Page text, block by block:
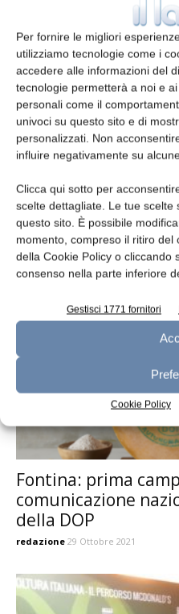
Per fornire le migliori
utilizziamo tecnologie come i
accedere alle informazioni del
tecnologie permetterà a noi e
personali come il
univoci su questo sito e di
personalizzati. Non
influire negativamente su
Clicca qui sotto per
scelte dettagliate. Le tue
questo sito. È possibile
momento, compreso il ritiro del
della Cookie Policy o cliccando
consenso nella parte inferiore
Gestisci 1771 fornitori
Cookie Policy
Fontina: modifica
disciplinare
27 Settembre 2022
Fontina: prima
comunicazione
della DOP
redazione 29 Ottobre 2021